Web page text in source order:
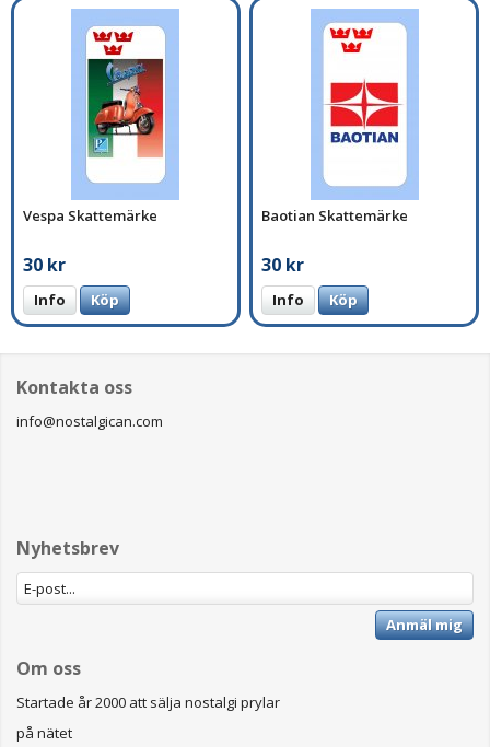
Vespa Skattemärke
30 kr
Info Köp
Baotian Skattemärke
30 kr
Info Köp
Kontakta oss
info@nostalgican.com
Nyhetsbrev
Anmäl mig
Om oss
Startade år 2000 att sälja nostalgi prylar
på nätet